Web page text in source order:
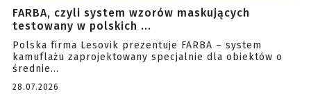
FARBA, czyli system wzorów maskujących
testowany w polskich ...
Polska firma Lesovik prezentuje FARBA – system
kamuflażu zaprojektowany specjalnie dla obiektów o
średnie...
28.07.2026